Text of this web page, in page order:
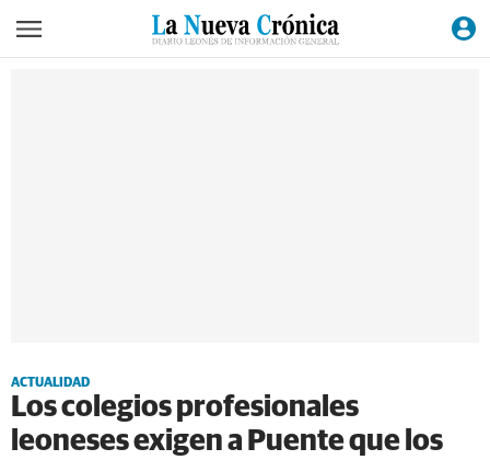
ACTUALIDAD
Los colegios profesionales
leoneses exigen a Puente que los